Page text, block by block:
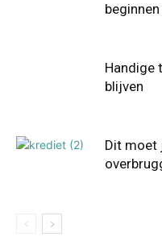
Handige
blijven
Dit moet